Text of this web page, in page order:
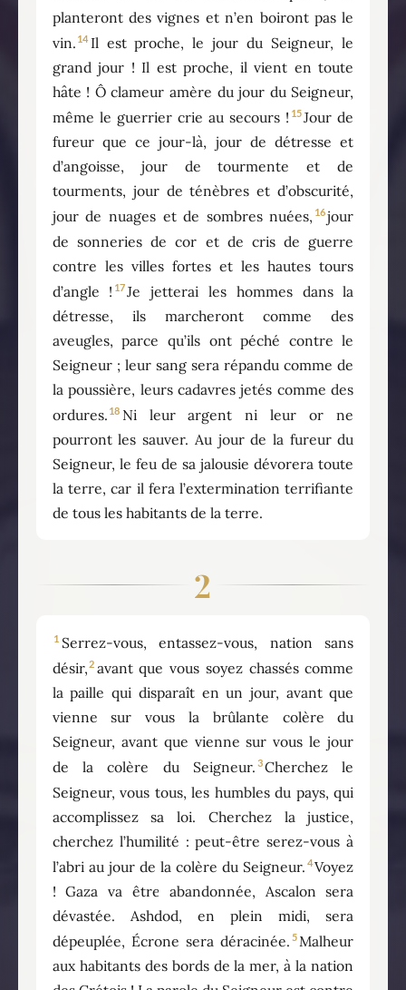
planteront des vignes et n’en boiront pas le
vin. 14 Il est proche, le jour du Seigneur, le
grand jour ! Il est proche, il vient en toute
hâte ! Ô clameur amère du jour du Seigneur,
même le guerrier crie au secours ! 15Jour de
fureur que ce jour-là, jour de détresse et
d’angoisse, jour de tourmente et de
tourments, jour de ténèbres et d’obscurité,
jour de nuages et de sombres nuées, 16jour
de sonneries de cor et de cris de guerre
contre les villes fortes et les hautes tours
d’angle ! 17Je jetterai les hommes dans la
détresse, ils marcheront comme des
aveugles, parce qu’ils ont péché contre le
Seigneur ; leur sang sera répandu comme de
la poussière, leurs cadavres jetés comme des
ordures. 18 Ni leur argent ni leur or ne
pourront les sauver. Au jour de la fureur du
Seigneur, le feu de sa jalousie dévorera toute
la terre, car il fera l’extermination terrifiante
de tous les habitants de la terre.
2
1 Serrez-vous, entassez-vous, nation sans
désir,2 avant que vous soyez chassés comme
la paille qui disparaît en un jour, avant que
vienne sur vous la brûlante colère du
Seigneur, avant que vienne sur vous le jour
de la colère du Seigneur. 3Cherchez le
Seigneur, vous tous, les humbles du pays, qui
accomplissez sa loi. Cherchez la justice,
cherchez l’humilité : peut-être serez-vous à
l’abri au jour de la colère du Seigneur. 4Voyez
! Gaza va être abandonnée, Ascalon sera
dévastée. Ashdod, en plein midi, sera
dépeuplée, Écrone sera déracinée. 5Malheur
aux habitants des bords de la mer, à la nation